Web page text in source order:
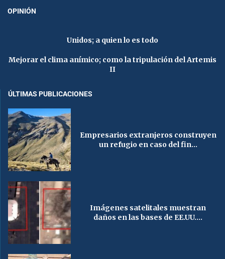
OPINIÓN
Unidos; a quien lo es todo
Mejorar el clima anímico; como la tripulación del Artemis
II
ÚLTIMAS PUBLICACIONES
Empresarios extranjeros construyen
un refugio en caso del fin...
Imágenes satelitales muestran
daños en las bases de EE.UU....